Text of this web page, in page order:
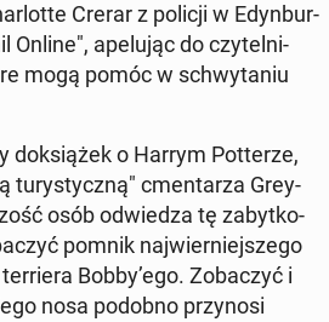
Crerar z policji w Edyn­bur­
Online", ape­lu­jąc do czy­tel­ni­
mogą pomóc w schwy­ta­niu
do­ksią­żek o Harrym Pot­te­rze,
tu­ry­stycz­ną" cmen­ta­rza Grey­
osób od­wie­dza tę za­byt­ko­
pomnik naj­wier­niej­sze­go
Bobby’ego. Zo­ba­czyć i
nosa podobno przy­no­si